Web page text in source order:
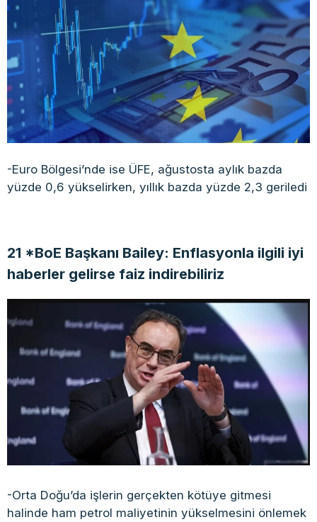
-Euro Bölgesi’nde ise ÜFE, ağustosta aylık bazda
yüzde 0,6 yükselirken, yıllık bazda yüzde 2,3 geriledi
21 *BoE Başkanı Bailey: Enflasyonla ilgili iyi
haberler gelirse faiz indirebiliriz
-Orta Doğu’da işlerin gerçekten kötüye gitmesi
halinde ham petrol maliyetinin yükselmesini önlemek